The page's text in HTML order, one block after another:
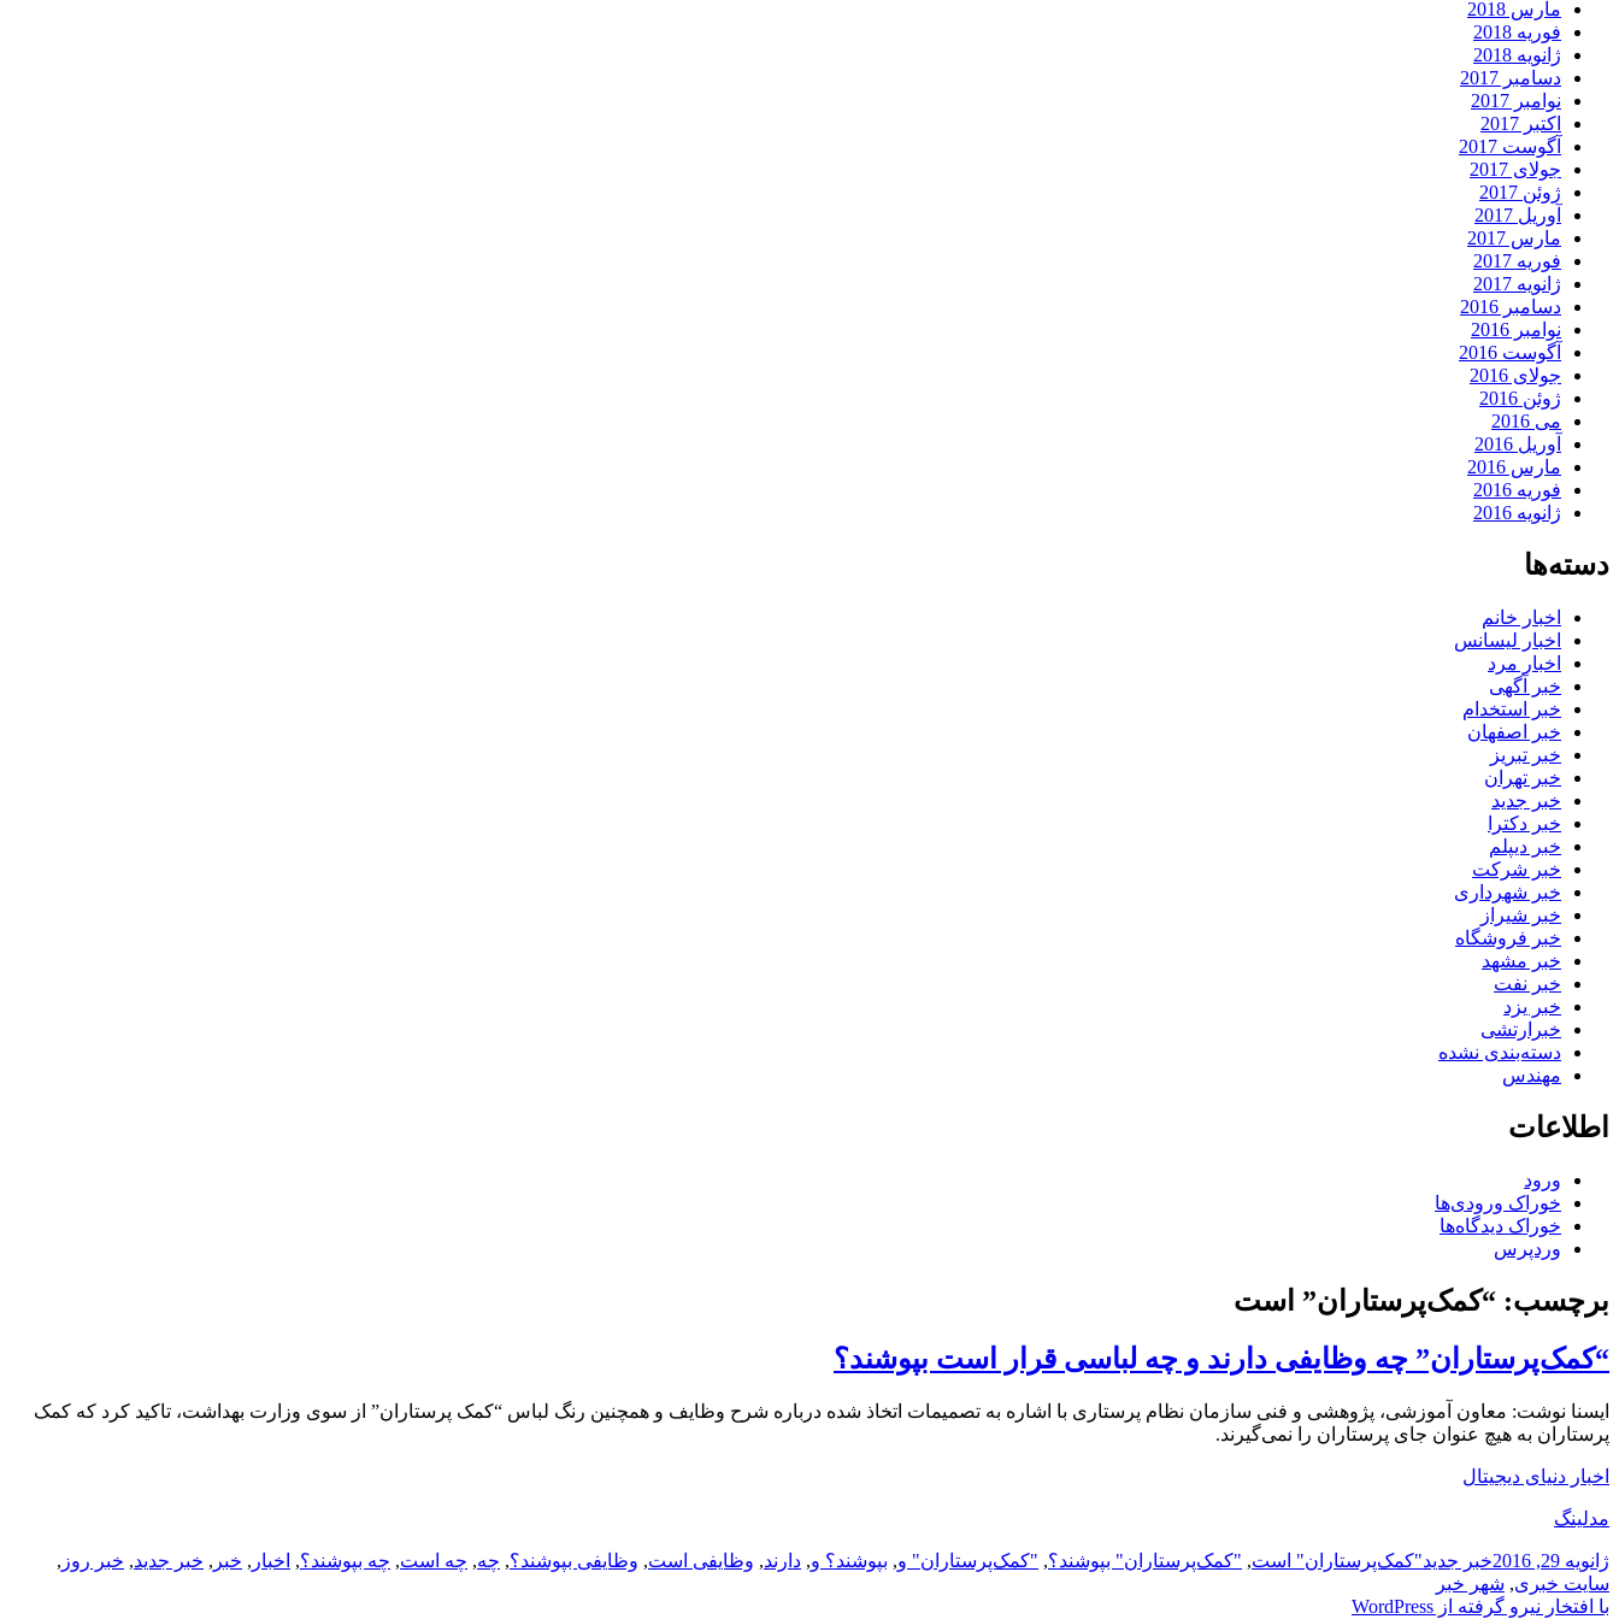
مارس 2018
فوریه 2018
ژانویه 2018
دسامبر 2017
نوامبر 2017
اکتبر 2017
آگوست 2017
جولای 2017
ژوئن 2017
آوریل 2017
مارس 2017
فوریه 2017
ژانویه 2017
دسامبر 2016
نوامبر 2016
آگوست 2016
جولای 2016
ژوئن 2016
می 2016
آوریل 2016
مارس 2016
فوریه 2016
ژانویه 2016
دسته‌ها
اخبار خانم
اخبار لیسانس
اخبار مرد
خبر آگهی
خبر استخدام
خبر اصفهان
خبر تبریز
خبر تهران
خبر جدید
خبر دکترا
خبر دیپلم
خبر شرکت
خبر شهرداری
خبر شیراز
خبر فروشگاه
خبر مشهد
خبر نفت
خبر یزد
خبرارتشی
دسته‌بندی نشده
مهندس
اطلاعات
ورود
خوراک ورودی‌ها
خوراک دیدگاه‌ها
وردپرس
برچسب: “کمک‌پرستاران” است
“کمک‌پرستاران” چه وظایفی دارند و چه لباسی قرار است بپوشند؟
ایسنا نوشت: معاون آموزشی، پژوهشی و فنی سازمان نظام پرستاری با اشاره به تصمیمات اتخاذ شده درباره شرح وظایف و همچنین رنگ لباس “کمک‌ پرستاران” از سوی وزارت بهداشت، تاکید کرد که کمک
پرستاران به هیچ عنوان جای پرستاران را نمی‌گیرند.
اخبار دنیای دیجیتال
مدلینگ
ارسال
شده
در
ژانویه 29, 2016 نویسنده
دسته‌ها
خبر جدیدبرچسب‌ها
"کمک‌پرستاران" است, "کمک‌پرستاران" بپوشند؟, "کمک‌پرستاران" و, بپوشند؟ و, دارند, وظایفی است, وظایفی بپوشند؟, چه, چه است, چه بپوشند؟, اخبار , خبر , خبر جدید, خبر روز ,
سایت خبری, شهر خبر
با افتخار نیرو گرفته از WordPress